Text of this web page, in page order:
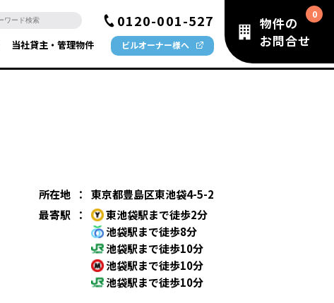
0120-001-527
当社貸主・管理物件 ビルオーナー様へ
物件の
お問合せ
所在地 ：
東京都豊島区東池袋4-5-2
最寄駅
：
東池袋駅まで徒歩2分
池袋駅まで徒歩8分
池袋駅まで徒歩10分
池袋駅まで徒歩10分
池袋駅まで徒歩10分